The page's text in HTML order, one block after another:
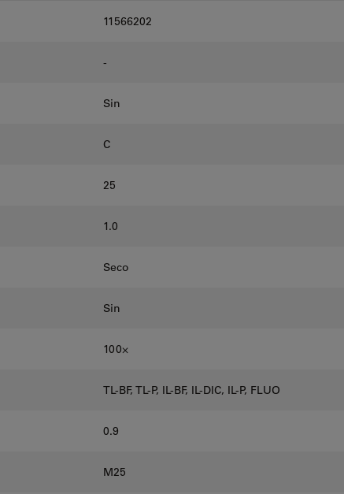
11566202
-
Sin
C
25
1.0
Seco
Sin
100⨉
TL-BF, TL-P, IL-BF, IL-DIC, IL-P, FLUO
0.9
M25